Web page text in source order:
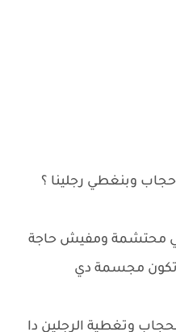
وبنغطي رجلينا ؟
محتشمة ومفيش حاجة
مجسمة دي
وتغطية الرجلين دا